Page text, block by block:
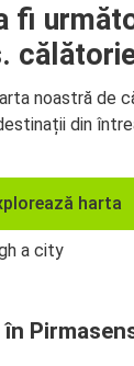
fi
noastră de
din
harta